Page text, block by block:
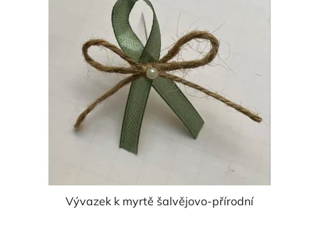
Vývazek k myrtě šalvějovo-přírodní